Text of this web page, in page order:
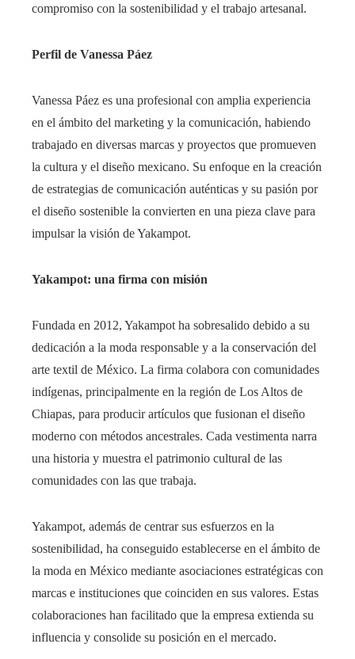
compromiso con la sostenibilidad y el trabajo artesanal.​
Perfil de Vanessa Páez
Vanessa Páez es una profesional con amplia experiencia
en el ámbito del marketing y la comunicación, habiendo
trabajado en diversas marcas y proyectos que promueven
la cultura y el diseño mexicano. Su enfoque en la creación
de estrategias de comunicación auténticas y su pasión por
el diseño sostenible la convierten en una pieza clave para
impulsar la visión de Yakampot.​
Yakampot: una firma con misión
Fundada en 2012, Yakampot ha sobresalido debido a su
dedicación a la moda responsable y a la conservación del
arte textil de México. La firma colabora con comunidades
indígenas, principalmente en la región de Los Altos de
Chiapas, para producir artículos que fusionan el diseño
moderno con métodos ancestrales. Cada vestimenta narra
una historia y muestra el patrimonio cultural de las
comunidades con las que trabaja.
Yakampot, además de centrar sus esfuerzos en la
sostenibilidad, ha conseguido establecerse en el ámbito de
la moda en México mediante asociaciones estratégicas con
marcas e instituciones que coinciden en sus valores. Estas
colaboraciones han facilitado que la empresa extienda su
influencia y consolide su posición en el mercado.​